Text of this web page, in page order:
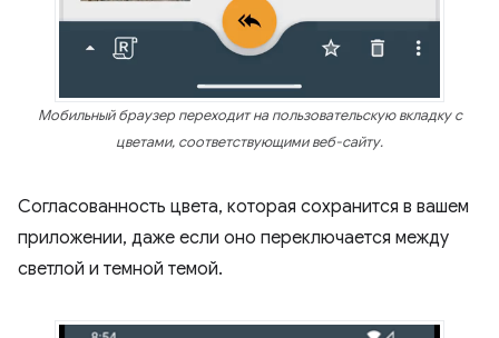
Мобильный браузер переходит на пользовательскую вкладку с
цветами, соответствующими веб-сайту.
Согласованность цвета, которая сохранится в вашем
приложении, даже если оно переключается между
светлой и темной темой.